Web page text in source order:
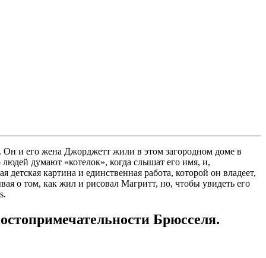
и его жена Джорджетт жили в этом загородном доме в
людей думают «котелок», когда слышат его имя, и,
картина и единственная работа, которой он владеет,
о том, как жил и рисовал Магритт, но, чтобы увидеть его
Брюсселя.